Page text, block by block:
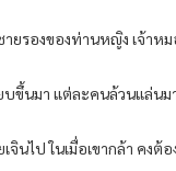
ายรองของท่านหญิง เจ้า
บขึ้นมา แต่ละคนล้วนแล่น
จินไป ในเมื่อเขากล้า คงต้